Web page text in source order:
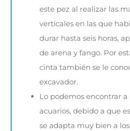
este pez al realizar las
verticales en las que
durar hasta seis horas,
de arena y fango. Por
cinta también se le
excavador.
Lo podemos encontrar
acuarios, debido a que
se adapta muy bien a